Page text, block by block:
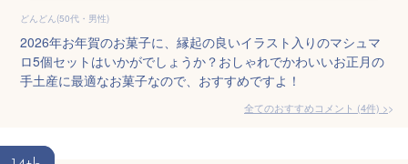
どんどん(50代・男性)
2026年お年賀のお菓子に、縁起の良いイラスト入りのマシュマ
ロ5個セットはいかがでしょうか？おしゃれでかわいいお正月の
手土産に最適なお菓子なので、おすすめですよ！
全てのおすすめコメント (4件) >